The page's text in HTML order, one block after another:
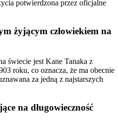
potwierdzona przez oficjalne
żyjącym człowiekiem na
świecie jest Kane Tanaka z
roku, co oznacza, że ma obecnie
za jedną z najstarszych
na długowieczność